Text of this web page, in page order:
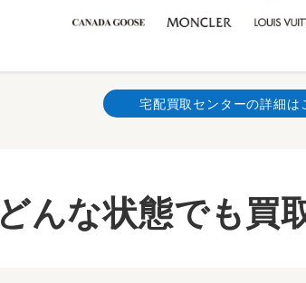
宅配買取センターの詳細は
どんな状態でも買